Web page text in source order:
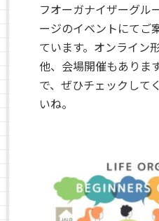
フオーガナイザーグル
ージのイベントにてご
ています。オンライン
他、会場開催もありま
で、ぜひチェックして
いね。